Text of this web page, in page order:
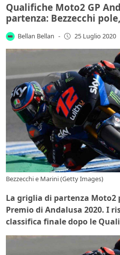
Qualifiche Moto2 GP
partenza: Bezzecchi
Bellan Bellan - 25 Luglio 2020
Bezzecchi e Marini (Getty Images)
La griglia di partenza Moto2
Premio di Andalusa 2020. I
classifica finale dopo le